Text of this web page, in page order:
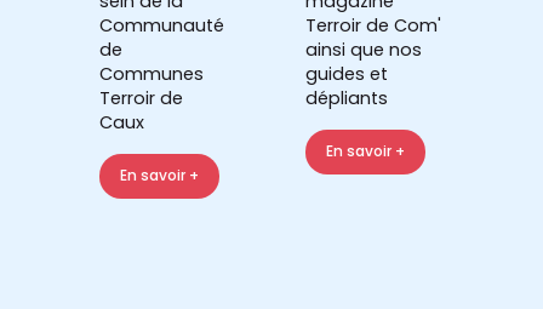
Communauté
de
Communes
Terroir de
Caux
En savoir +
Terroir de Com'
ainsi que nos
guides et
dépliants
En savoir +